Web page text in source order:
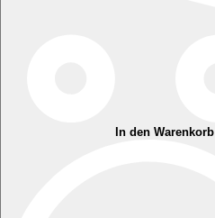
In den Warenkorb